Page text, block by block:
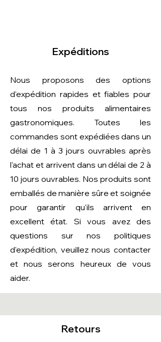
Expéditions
Nous proposons des options
d'expédition rapides et fiables pour
tous nos produits alimentaires
gastronomiques. Toutes les
commandes sont expédiées dans un
délai de 1 à 3 jours ouvrables après
l'achat et arrivent dans un délai de 2 à
10 jours ouvrables. Nos produits sont
emballés de manière sûre et soignée
pour garantir qu'ils arrivent en
excellent état. Si vous avez des
questions sur nos politiques
d'expédition, veuillez nous contacter
et nous serons heureux de vous
aider.
Retours